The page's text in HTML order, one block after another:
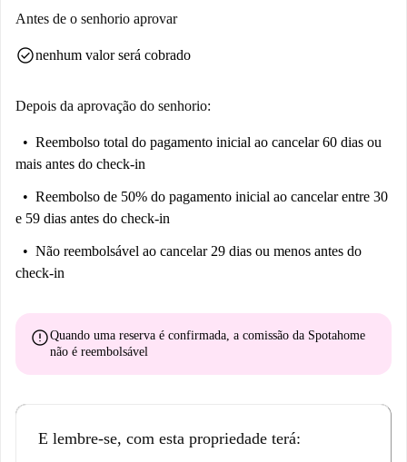
Antes de o senhorio aprovar
check_circlenenhum valor será cobrado
Depois da aprovação do senhorio:
Reembolso total do pagamento inicial ao cancelar 60 dias ou
mais antes do check-in
Reembolso de 50% do pagamento inicial ao cancelar entre 30
e 59 dias antes do check-in
Não reembolsável ao cancelar 29 dias ou menos antes do
check-in
errorQuando uma reserva é confirmada, a comissão da Spotahome
não é reembolsável
E lembre-se, com esta propriedade terá: